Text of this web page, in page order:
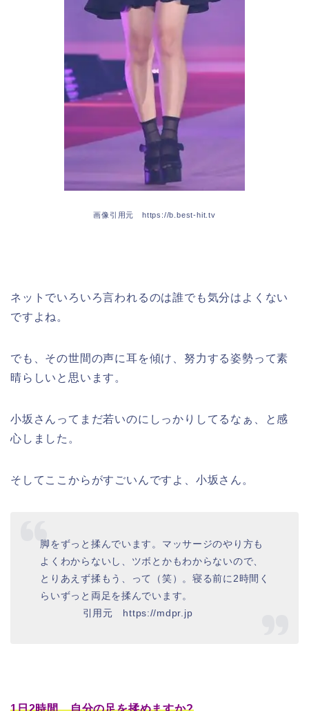
画像引用元 https://b.best-hit.tv
ネットでいろいろ言われるのは誰でも気分はよくない
ですよね。
でも、その世間の声に耳を傾け、努力する姿勢って素
晴らしいと思います。
小坂さんってまだ若いのにしっかりしてるなぁ、と感
心しました。
そしてここからがすごいんですよ、小坂さん。
脚をずっと揉んでいます。マッサージのやり方も
よくわからないし、ツボとかもわからないので、
とりあえず揉もう、って（笑）。寝る前に2時間く
らいずっと両足を揉んでいます。
引用元 https://mdpr.jp